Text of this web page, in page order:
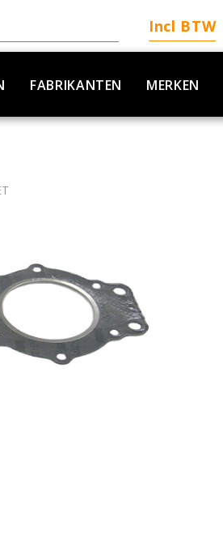
Incl BTW
FABRIKANTEN MERKEN